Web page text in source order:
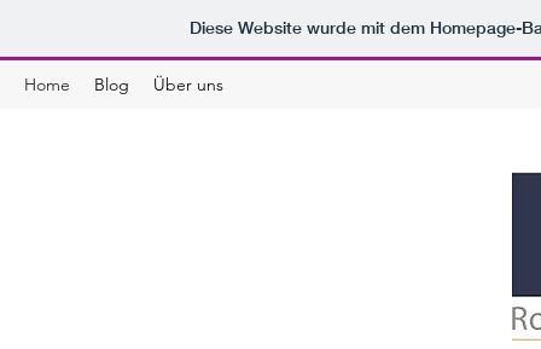
Diese Website wurde mit dem Homepage-
Home Blog Über uns